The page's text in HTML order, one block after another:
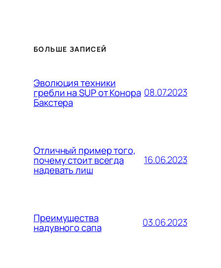
БОЛЬШЕ ЗАПИСЕЙ
Эволюция техники
гребли на SUP от Конора
Бакстера
08.07.2023
Отличный пример того,
почему стоит всегда
надевать лиш
16.06.2023
Преимущества
надувного сапа 03.06.2023